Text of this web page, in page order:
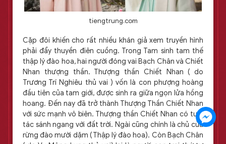
tiengtrung.com
Cặp đôi khiến cho rất nhiều khán giả xem truyền hình
phải đẩy thuyền điên cuồng. Trong Tam sinh tam thế
thập lý đào hoa, hai người đóng vai Bạch Chân và Chiết
Nhan thượng thần. Thượng thần Chiết Nhan ( do
Trương Trí Nghiêu thủ vai ) vốn là con phượng hoàng
đầu tiên của tam giới, được sinh ra giữa ngọn lửa hồng
hoang. Đến nay đã trở thành Thượng Thần Chiết Nhan
với sức mạnh vô biên. Thượng thần Chiết Nhan có tuổi
tác sánh ngang với đất trời. Ngài cũng chính là chủ của
rừng đào mười dặm ( Thập lý đào hoa). Còn Bạch Chân